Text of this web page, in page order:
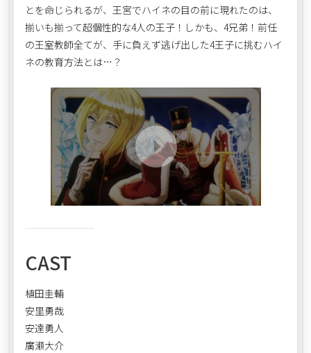
とを命じられるが、王宮でハイネの目の前に現れたのは、
揃いも揃って超個性的な4人の王子！しかも、4兄弟！前任
の王室教師全てが、手に負えず逃げ出した4王子に挑むハイ
ネの教育方法とは…？
CAST
植田圭輔
安里勇哉
安達勇人
廣瀬大介